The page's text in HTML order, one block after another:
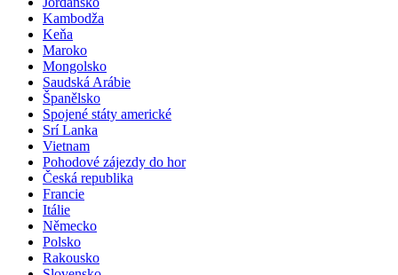
Kambodža
Keňa
Maroko
Mongolsko
Saudská Arábie
Španělsko
Spojené státy americké
Srí Lanka
Vietnam
Pohodové zájezdy do hor
Česká republika
Francie
Itálie
Německo
Polsko
Rakousko